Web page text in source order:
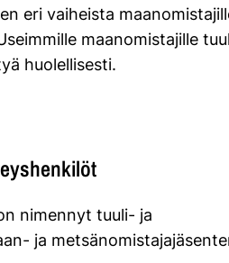
eri vaiheista
maanomistajille
huolellisesti.
nimennyt tuuli- ja
ja